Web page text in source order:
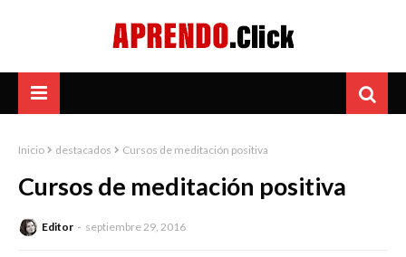
Inicio destacados Cursos de meditación positiva
Cursos de meditación positiva
Editor septiembre 29, 2016